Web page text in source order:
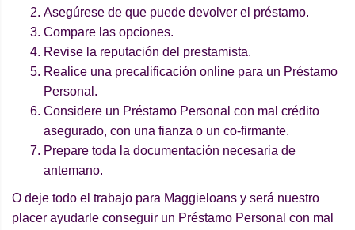
Asegúrese de que puede devolver el préstamo.
Compare las opciones.
Revise la reputación del prestamista.
Realice una precalificación online para un Préstamo
Personal.
Considere un Préstamo Personal con mal crédito
asegurado, con una fianza o un co-firmante.
Prepare toda la documentación necesaria de
antemano.
O deje todo el trabajo para Maggieloans y será nuestro
placer ayudarle conseguir un Préstamo Personal con mal